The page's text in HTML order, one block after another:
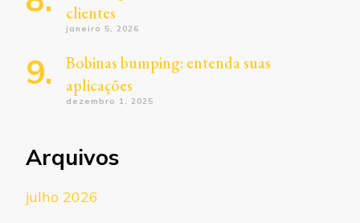
clientes
janeiro 5, 2026
Bobinas bumping: entenda suas
aplicações
dezembro 1, 2025
Arquivos
julho 2026